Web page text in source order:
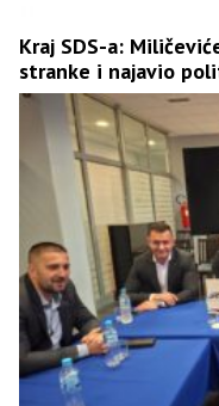
Kraj SDS-a:
stranke i najavio